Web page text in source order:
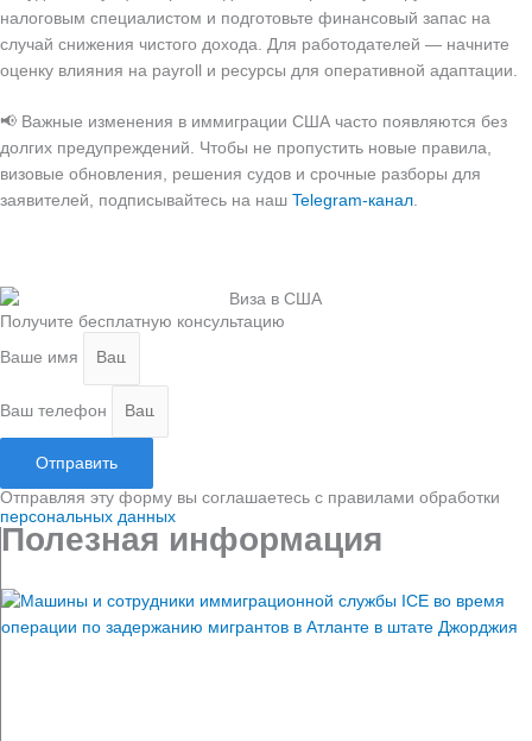
налоговым специалистом и подготовьте финансовый запас на
случай снижения чистого дохода. Для работодателей — начните
оценку влияния на payroll и ресурсы для оперативной адаптации.
📢 Важные изменения в иммиграции США часто появляются без
долгих предупреждений. Чтобы не пропустить новые правила,
визовые обновления, решения судов и срочные разборы для
заявителей, подписывайтесь на наш Telegram-канал
Получите бесплатную консультацию
Ваше имя
Ваш телефон
Отправить
Отправляя эту форму вы соглашаетесь с правилами обработки
персональных данных
Полезная информация